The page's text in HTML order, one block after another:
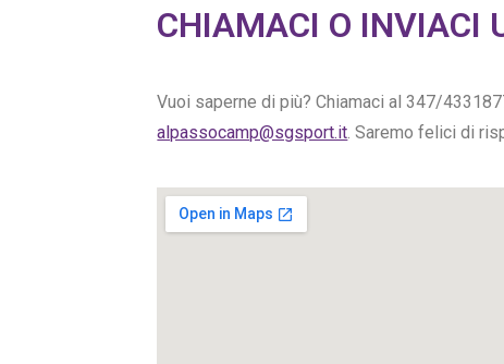
CHIAMACI O INVIACI
Vuoi saperne di più? Chiamaci al 347/
alpassocamp@sgsport.it . Saremo felici di